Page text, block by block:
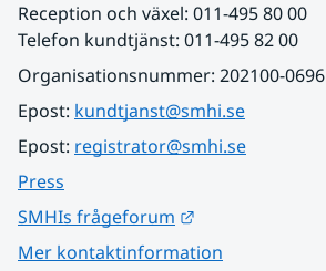
Reception och växel: 011-495 80 00
Telefon kundtjänst: 011-495 82 00
Organisationsnummer: 202100-0696
Epost: kundtjanst@smhi.se
Epost: registrator@smhi.se
Press
SMHIs frågeforum
Mer kontaktinformation